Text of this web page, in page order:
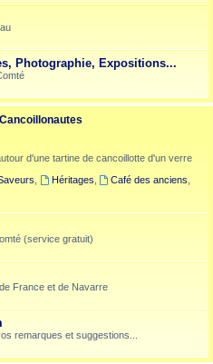
Photographie, Expositions...
d'une tartine de cancoillotte d'un verre
Héritages Café des anciens
(service gratuit)
France et de Navarre
remarques et suggestions...